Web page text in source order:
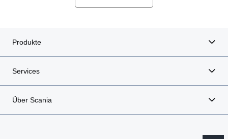
Produkte
Services
Über Scania